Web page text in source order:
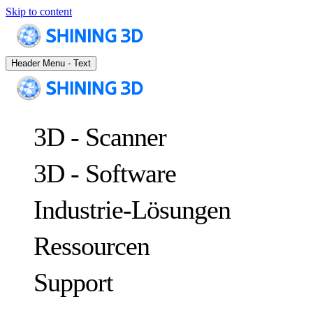
Skip to content
Header Menu - Text
3D - Scanner
METROLOGY ZUR QUALITÄTSKONTROLLE
Optische 3D-Messung und dynamisches Tracking ohne Marker
3D - Software
Industrie-Lösungen
Ressourcen
Fallstudien
Support